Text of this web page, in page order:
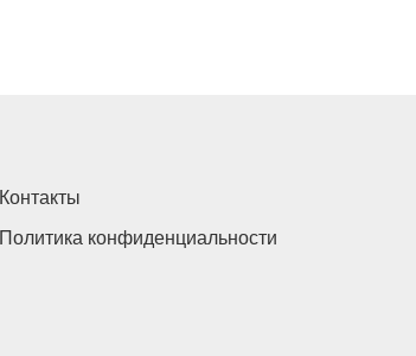
Контакты
Политика конфиденциальности